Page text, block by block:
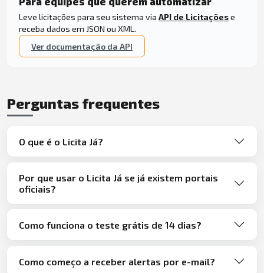
Leve licitações para seu sistema via API de Licitaçõese
receba dados em JSON ou XML.
Ver documentação da API
Perguntas frequentes
O que é o Licita Já?
Por que usar o Licita Já se já existem portais
oficiais?
Como funciona o teste grátis de 14 dias?
Como começo a receber alertas por e-mail?